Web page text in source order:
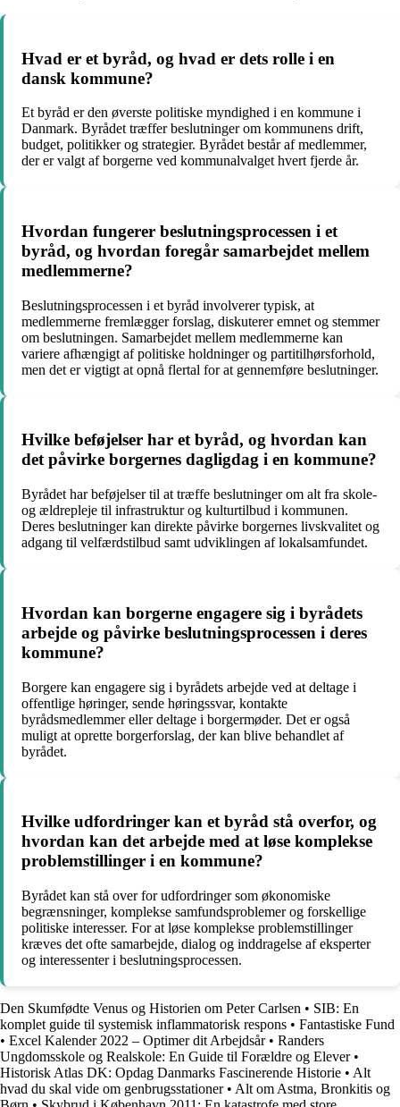
Hvad er et byråd, og hvad er dets rolle i en
dansk kommune?
Et byråd er den øverste politiske myndighed i en kommune i
Danmark. Byrådet træffer beslutninger om kommunens drift,
budget, politikker og strategier. Byrådet består af medlemmer,
der er valgt af borgerne ved kommunalvalget hvert fjerde år.
Hvordan fungerer beslutningsprocessen i et
byråd, og hvordan foregår samarbejdet mellem
medlemmerne?
Beslutningsprocessen i et byråd involverer typisk, at
medlemmerne fremlægger forslag, diskuterer emnet og stemmer
om beslutningen. Samarbejdet mellem medlemmerne kan
variere afhængigt af politiske holdninger og partitilhørsforhold,
men det er vigtigt at opnå flertal for at gennemføre beslutninger.
Hvilke beføjelser har et byråd, og hvordan kan
det påvirke borgernes dagligdag i en kommune?
Byrådet har beføjelser til at træffe beslutninger om alt fra skole-
og ældrepleje til infrastruktur og kulturtilbud i kommunen.
Deres beslutninger kan direkte påvirke borgernes livskvalitet og
adgang til velfærdstilbud samt udviklingen af lokalsamfundet.
Hvordan kan borgerne engagere sig i byrådets
arbejde og påvirke beslutningsprocessen i deres
kommune?
Borgere kan engagere sig i byrådets arbejde ved at deltage i
offentlige høringer, sende høringssvar, kontakte
byrådsmedlemmer eller deltage i borgermøder. Det er også
muligt at oprette borgerforslag, der kan blive behandlet af
byrådet.
Hvilke udfordringer kan et byråd stå overfor, og
hvordan kan det arbejde med at løse komplekse
problemstillinger i en kommune?
Byrådet kan stå over for udfordringer som økonomiske
begrænsninger, komplekse samfundsproblemer og forskellige
politiske interesser. For at løse komplekse problemstillinger
kræves det ofte samarbejde, dialog og inddragelse af eksperter
og interessenter i beslutningsprocessen.
Den Skumfødte Venus og Historien om Peter Carlsen • SIB: En
komplet guide til systemisk inflammatorisk respons • Fantastiske Fund
• Excel Kalender 2022 – Optimer dit Arbejdsår• Randers
Ungdomsskole og Realskole: En Guide til Forældre og Elever•
Historisk Atlas DK: Opdag Danmarks Fascinerende Historie • Alt
hvad du skal vide om genbrugsstationer• Alt om Astma, Bronkitis og